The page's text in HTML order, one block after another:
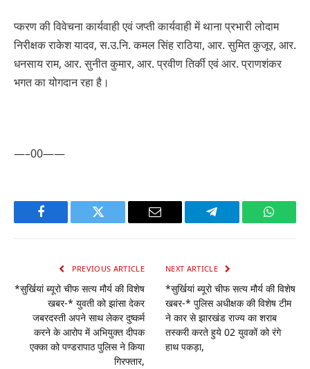
प्करण की विवेचना कार्यवाही एवं जप्ती कार्यवाही में थाना प्रभारी लोदाम
निरीक्षक राकेश यादव, स.उ.नि. कमल सिंह राठिया, आर. सुमित कुजूर, आर.
धनसाय राम, आर. सुनीत कुमार, आर. प्रवीण तिर्की एवं आर. प्राणशंकर
भगत का योगदान रहा है।
—–00——
Facebook Twitter Email Telegram
PREVIOUS ARTICLE
*सुर्खियां ब्यूरो चीफ सत्य मौर्य की विशेष
खबर-* युवती को झांसा देकर
जबरदस्ती अपने साथ लेकर दुष्कर्म
करने के आरोप में अभियुक्त दीपक
एक्का को पण्डरापाठ पुलिस ने किया
गिरफ्तार,
NEXT ARTICLE
*सुर्खियां ब्यूरो चीफ सत्य मौर्य की विशेष
खबर-* पुलिस अधीक्षक की विशेष टीम
ने कार से झारखंड राज्य का शराब
तस्करी करते हुये 02 युवकों को रंगे
हाथ पकड़ा,